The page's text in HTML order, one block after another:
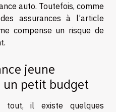
auto. Toutefois, comme
assurances à l’article
compense un risque de
jeune
petit budget
tout, il existe quelques